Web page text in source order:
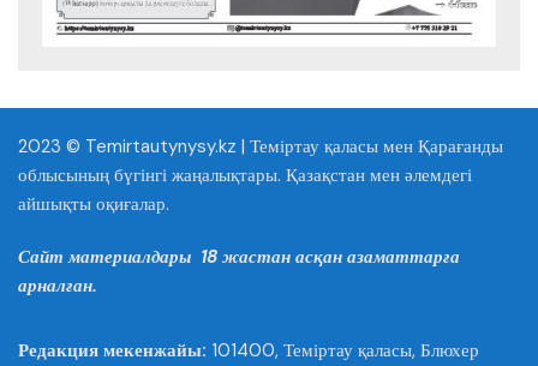
2023 © Temirtautynysy.kz | Теміртау қаласы мен Қарағанды
облысының бүгінгі жаңалықтары. Қазақстан мен әлемдегі
айшықты оқиғалар.
Сайт материалдары 18 жастан асқан азаматтарға
арналған.
Редакция мекенжайы: 101400, Теміртау қаласы, Блюхер